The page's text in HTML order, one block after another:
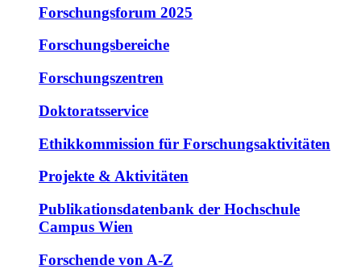
Forschungsforum 2025
Forschungsbereiche
Forschungszentren
Doktoratsservice
Ethikkommission für Forschungsaktivitäten
Projekte & Aktivitäten
Publikationsdatenbank der Hochschule
Campus Wien
Forschende von A-Z